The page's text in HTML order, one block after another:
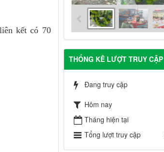
kết có 70
THỐNG KÊ LƯỢT TRUY CẬP
Đang truy cập
Hôm nay
Tháng hiện tại
Tổng lượt truy cập